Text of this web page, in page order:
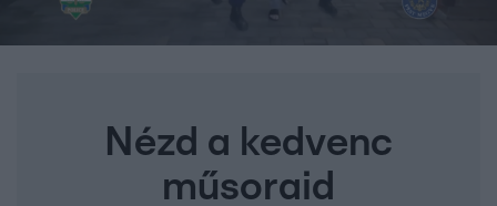
Nézd a kedvenc
műsoraid